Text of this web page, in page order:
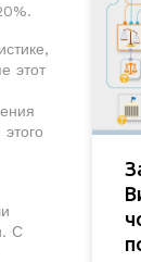
этот
С